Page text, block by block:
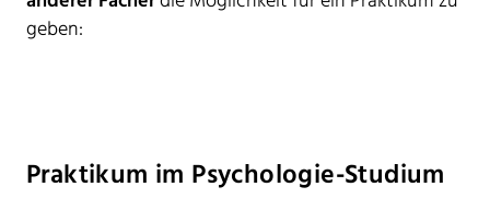
geben:
Praktikum im Psychologie-Studium